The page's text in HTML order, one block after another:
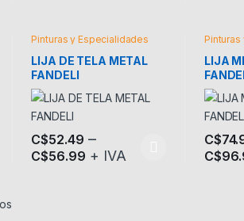
variantes. Las opciones se pueden elegir
Pinturas y Especialidades
LIJA DE TELA METAL
FANDELI
C$52.49 –
C$56.99 + IVA
Este producto tiene múltiples variantes.
LIJA
PIE
C$
C$
Este